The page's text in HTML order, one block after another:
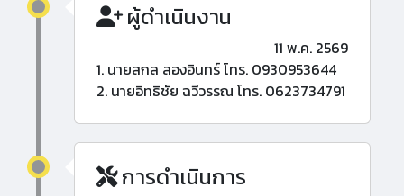
ผู้ดำเนินงาน
11 พ.ค. 2569
1. นายสกล สองอินทร์ โทร. 0930953644
2. นายอิทธิชัย ฉวีวรรณ โทร. 0623734791
การดำเนินการ